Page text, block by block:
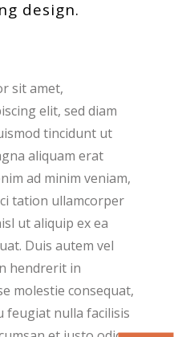
design.
sit amet,
elit, sed diam
tincidunt ut
aliquam erat
ad minim veniam,
tation ullamcorper
ut aliquip ex ea
Duis autem vel
hendrerit in
molestie consequat,
feugiat nulla facilisis